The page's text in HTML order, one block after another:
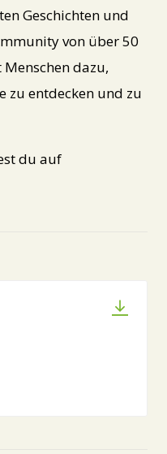
Geschichten und
von über 50
dazu,
zu entdecken und zu
du auf